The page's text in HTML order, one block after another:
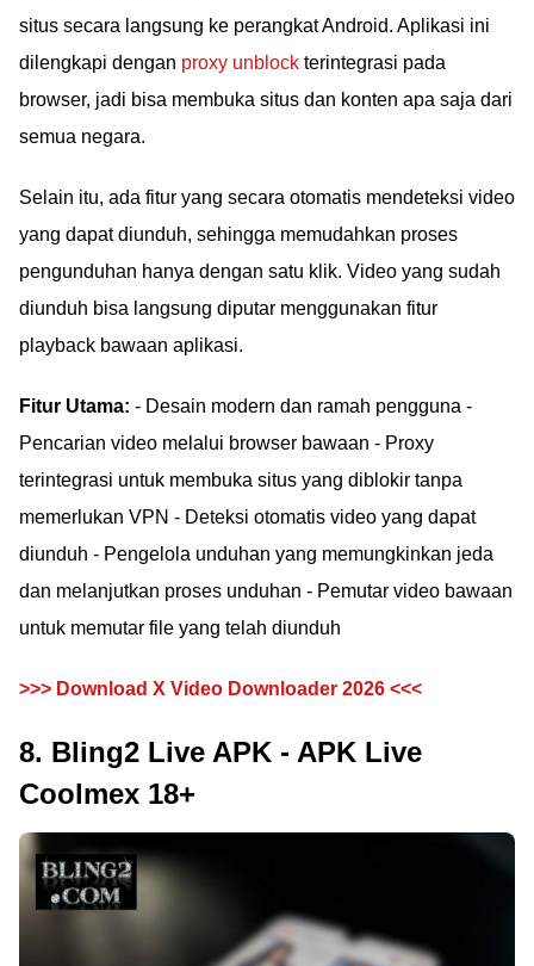
situs secara langsung ke perangkat Android. Aplikasi ini
dilengkapi dengan proxy unblock terintegrasi pada
browser, jadi bisa membuka situs dan konten apa saja dari
semua negara.
Selain itu, ada fitur yang secara otomatis mendeteksi video
yang dapat diunduh, sehingga memudahkan proses
pengunduhan hanya dengan satu klik. Video yang sudah
diunduh bisa langsung diputar menggunakan fitur
playback bawaan aplikasi.
Fitur Utama: - Desain modern dan ramah pengguna -
Pencarian video melalui browser bawaan - Proxy
terintegrasi untuk membuka situs yang diblokir tanpa
memerlukan VPN - Deteksi otomatis video yang dapat
diunduh - Pengelola unduhan yang memungkinkan jeda
dan melanjutkan proses unduhan - Pemutar video bawaan
untuk memutar file yang telah diunduh
>>> Download X Video Downloader 2026 <<<
8. Bling2 Live APK - APK Live
Coolmex 18+